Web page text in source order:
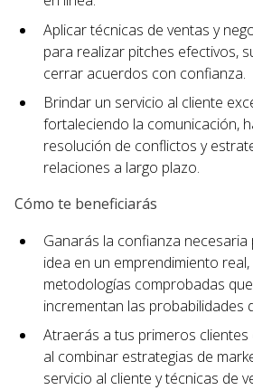
Aplicar técnicas de ventas y
para realizar pitches efectivos,
cerrar acuerdos con confianza.
Brindar un servicio al cliente
fortaleciendo la comunicación,
resolución de conflictos y
relaciones a largo plazo.
Cómo te beneficiarás
Ganarás la confianza
idea en un emprendimiento
metodologías comprobadas
incrementan las probabilidades
Atraerás a tus primeros
al combinar estrategias de
servicio al cliente y técnicas de